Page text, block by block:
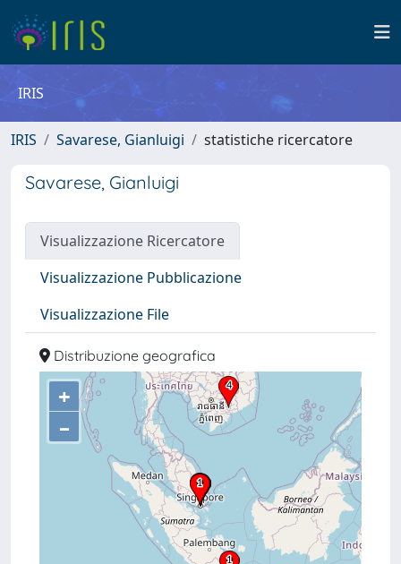
IRIS
IRIS Savarese, Gianluigi statistiche ricercatore
Savarese, Gianluigi
Visualizzazione Ricercatore
Visualizzazione Pubblicazione
Visualizzazione File
Distribuzione geografica
+
–